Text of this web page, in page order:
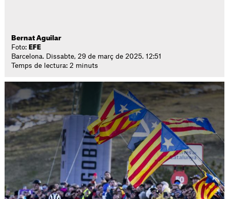
Bernat Aguilar
Foto: EFE
Barcelona. Dissabte, 29 de març de 2025. 12:51
Temps de lectura: 2 minuts